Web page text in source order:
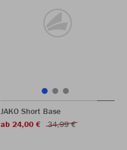
JAKO Short Base
ab 24,00 €
34,99 €